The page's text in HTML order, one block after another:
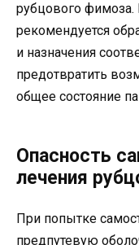
рубцового фимоза.
рекомендуется
и назначения
предотвратить
общее состояние
Опасность
лечения
При попытке
предпутевую